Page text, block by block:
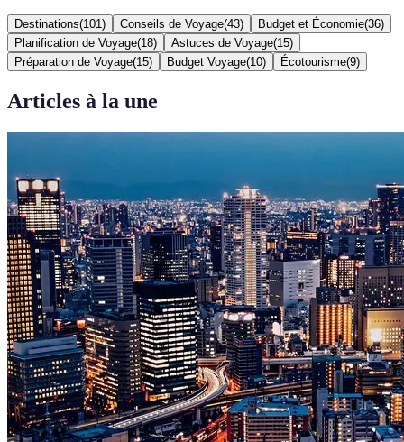
Destinations(101 ) Conseils de Voyage(43) Budget et Économie(36)
Planification de Voyage(18) Astuces de Voyage(15)
Préparation de Voyage(15) Budget Voyage(10) Écotourisme(9)
Articles à la une